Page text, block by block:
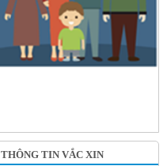
THÔNG TIN VẮC XIN